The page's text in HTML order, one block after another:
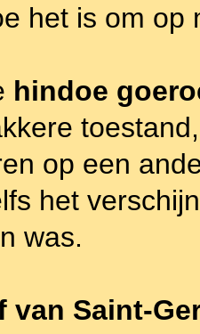
het is om
hindoe
op een
het
was.
van Saint-